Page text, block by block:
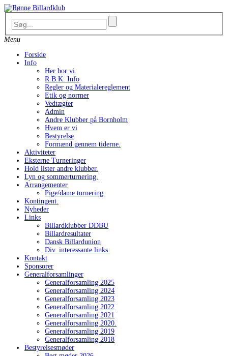
Skip
to
content
Menu
Forside
Info
Her bor vi.
R.B.K. Info
Regler og Materialereglement
Etik og normer
Vedtægter
Admin
Andre Klubber på Bornholm
Hvem er vi
Bestyrelse
Formænd gennem tiderne.
Aktiviteter
Eksterne Turneringer
Hold lister andre klubber.
Lyn og sommerturnering.
Arrangementer
Pige/dame turnering.
Kontingent.
Nyheder
Links
Billardklubber DDBU
Billardresultater
Dansk Billardunion
Div. interessante links.
Kontakt
Sponsorer
Generalforsamlinger
Generalforsamling 2025
Generalforsamling 2024
Generalforsamling 2023
Generalforsamling 2022
Generalforsamling 2021
Generalforsamling 2020.
Generalforsamling 2019
Generalforsamling 2018
Bestyrelsesmøder